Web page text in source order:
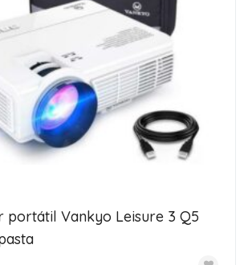
portátil Vankyo Leisure 3 Q5